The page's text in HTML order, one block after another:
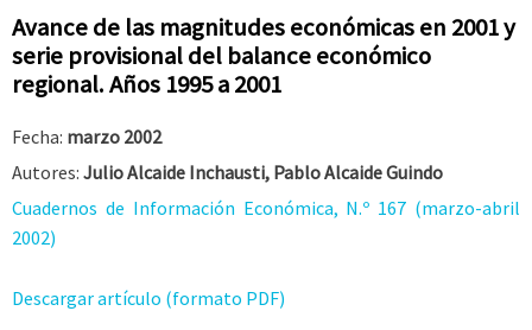
Avance de las magnitudes económicas en 2001 y
serie provisional del balance económico
regional. Años 1995 a 2001
Fecha: marzo 2002
Autores: Julio Alcaide Inchausti, Pablo Alcaide Guindo
Cuadernos de Información Económica, N.º 167 (marzo-abril
2002)
Descargar artículo (formato PDF)